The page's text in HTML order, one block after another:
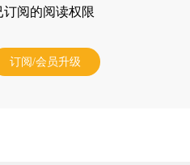
订阅的阅读权限
订阅/会员升级